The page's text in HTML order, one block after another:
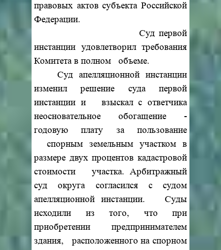
правовых актов субъекта Российской
Федерации.
Суд первой
инстанции удовлетворил требования
Комитета в полном объеме.
Суд апелляционной инстанции
изменил решение суда первой
инстанции и взыскал с ответчика
неосновательное обогащение -
годовую плату за пользование
спорным земельным участком в
размере двух процентов кадастровой
стоимости участка. Арбитражный
суд округа согласился с судом
апелляционной инстанции. Суды
исходили из того, что при
приобретении предпринимателем
здания, расположенного на спорном